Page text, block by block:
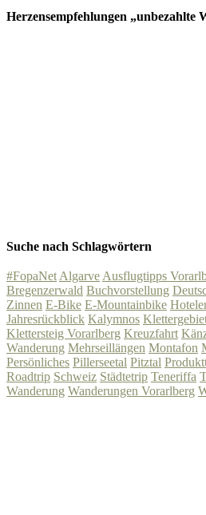
Herzensempfehlungen „unbezahlte
Suche nach Schlagwörtern
#FopaNet Algarve Ausflugtipps
Bregenzerwald Buchvorstellung
Zinnen E-Bike E-Mountainbike
Jahresrückblick Kalymnos
Klettersteig Vorarlberg Kreuzfahrt
Wanderung Mehrseillängen Montafon
Persönliches Pillerseetal Pitztal
Roadtrip Schweiz Städtetrip Teneriffa
Wanderung Wanderungen Vorarlberg